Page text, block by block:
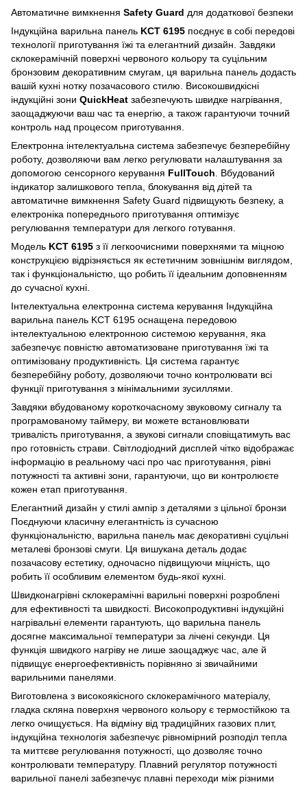
Автоматичне вимкнення Safety Guard для додаткової безпеки
Індукційна варильна панель KCT 6195 поєднує в собі передові
технології приготування їжі та елегантний дизайн. Завдяки
склокерамічній поверхні червоного кольору та суцільним
бронзовим декоративним смугам, ця варильна панель додасть
вашій кухні нотку позачасового стилю. Високошвидкісні
індукційні зони QuickHeat забезпечують швидке нагрівання,
заощаджуючи ваш час та енергію, а також гарантуючи точний
контроль над процесом приготування.
Електронна інтелектуальна система забезпечує безперебійну
роботу, дозволяючи вам легко регулювати налаштування за
допомогою сенсорного керування FullTouch . Вбудований
індикатор залишкового тепла, блокування від дітей та
автоматичне вимкнення Safety Guard підвищують безпеку, а
електроніка попереднього приготування оптимізує
регулювання температури для легкого готування.
Модель KCT 6195 з її легкоочисними поверхнями та міцною
конструкцією відрізняється як естетичним зовнішнім виглядом,
так і функціональністю, що робить її ідеальним доповненням
до сучасної кухні.
Інтелектуальна електронна система керування Індукційна
варильна панель KCT 6195 оснащена передовою
інтелектуальною електронною системою керування, яка
забезпечує повністю автоматизоване приготування їжі та
оптимізовану продуктивність. Ця система гарантує
безперебійну роботу, дозволяючи точно контролювати всі
функції приготування з мінімальними зусиллями.
Завдяки вбудованому короткочасному звуковому сигналу та
програмованому таймеру, ви можете встановлювати
тривалість приготування, а звукові сигнали сповіщатимуть вас
про готовність страви. Світлодіодний дисплей чітко відображає
інформацію в реальному часі про час приготування, рівні
потужності та активні зони, гарантуючи, що ви контролюєте
кожен етап приготування.
Елегантний дизайн у стилі ампір з деталями з цільної бронзи
Поєднуючи класичну елегантність із сучасною
функціональністю, варильна панель має декоративні суцільні
металеві бронзові смуги. Ця вишукана деталь додає
позачасову естетику, одночасно підвищуючи міцність, що
робить її особливим елементом будь-якої кухні.
Швидконагрівні склокерамічні варильні поверхні розроблені
для ефективності та швидкості. Високопродуктивні індукційні
нагрівальні елементи гарантують, що варильна панель
досягне максимальної температури за лічені секунди. Ця
функція швидкого нагріву не лише заощаджує час, але й
підвищує енергоефективність порівняно зі звичайними
варильними панелями.
Виготовлена з високоякісного склокерамічного матеріалу,
гладка скляна поверхня червоного кольору є термостійкою та
легко очищується. На відміну від традиційних газових плит,
індукційна технологія забезпечує рівномірний розподіл тепла
та миттєве регулювання потужності, що дозволяє точно
контролювати температуру. Плавний регулятор потужності
варильної панелі забезпечує плавні переходи між різними